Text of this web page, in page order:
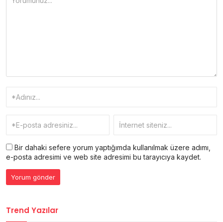
Bir dahaki sefere yorum yaptığımda kullanılmak üzere adımı,
e-posta adresimi ve web site adresimi bu tarayıcıya kaydet.
Trend Yazılar